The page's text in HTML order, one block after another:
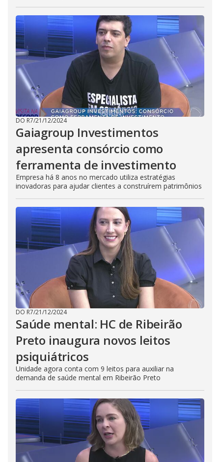
DO R7/21/12/2024
Gaiagroup Investimentos
apresenta consórcio como
ferramenta de investimento
Empresa há 8 anos no mercado utiliza estratégias
inovadoras para ajudar clientes a construírem patrimônios
DO R7/21/12/2024
Saúde mental: HC de Ribeirão
Preto inaugura novos leitos
psiquiátricos
Unidade agora conta com 9 leitos para auxiliar na
demanda de saúde mental em Ribeirão Preto